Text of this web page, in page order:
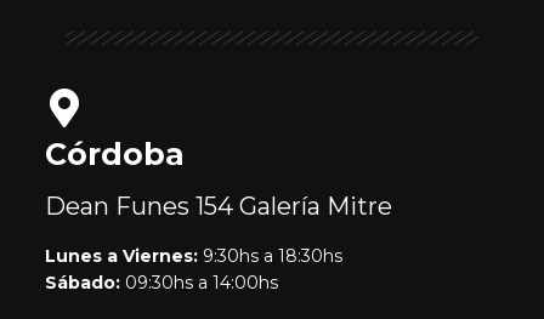
Córdoba
Dean Funes 154Galería Mitre
Lunes a Viernes: 9:30hs a 18:30hs
Sábado: 09:30hs a 14:00hs